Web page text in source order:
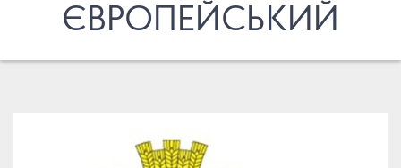
ЄВРОПЕЙСЬКИЙ